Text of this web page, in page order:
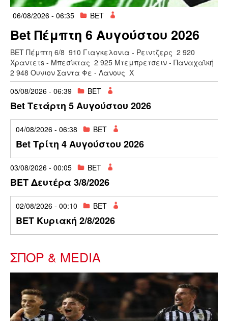
06/08/2026 - 06:35 BET
Bet Πέμπτη 6 Αυγούστου 2026
ΒΕΤ Πέμπτη 6/8 910 Γιαγκελονια - Ρειντζερς 2 920
Χραντετs - Μπεσίκτας 2 925 Μτεμπρετσειν - Παναχαϊκή
2 948 Ουνιον Σαντα Φε - Λανους Χ
05/08/2026 - 06:39
BET
Bet Τετάρτη 5 Αυγούστου 2026
04/08/2026 - 06:38 BET
Bet Τρίτη 4 Αυγούστου 2026
03/08/2026 - 00:05 BET
BET Δευτέρα 3/8/2026
02/08/2026 - 00:10 BET
BET Κυριακή 2/8/2026
ΣΠΟΡ & MEDIA